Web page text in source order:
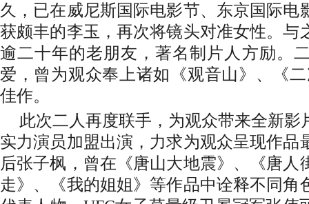
久，已在威尼斯国际电影节、东京国际电
获颇丰的李玉，再次将镜头对准女性。与
逾二十年的老朋友，著名制片人方励。
爱，曾为观众奉上诸如《观音山》、《
佳作。
此次二人再度联手，为观众带来全新影
实力演员加盟出演，力求为观众呈现作品
后张子枫，曾在《唐山大地震》、《唐人
走》、《我的姐姐》等作品中诠释不同角